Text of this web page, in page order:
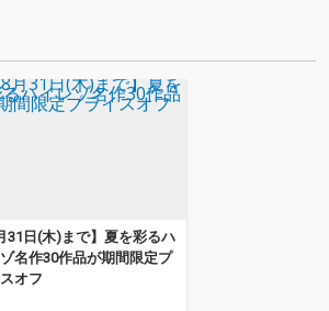
31日(木)まで】夏を彩るハ
名作30作品が期間限定プ
オフ